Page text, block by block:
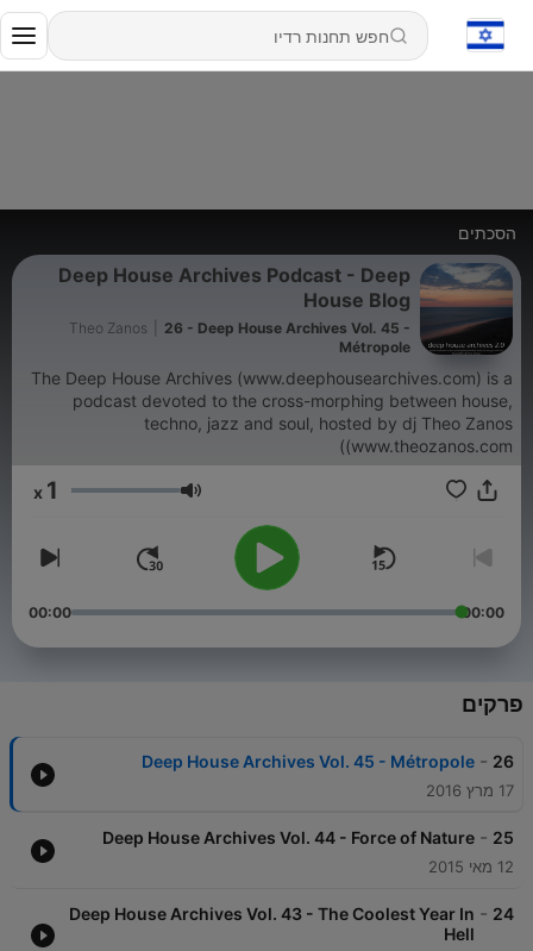
הסכתים
Deep House Archives Podcast - Deep
House Blog
Theo Zanos
26 - Deep House Archives Vol. 45 -
Métropole
The Deep House Archives (www.deephousearchives.com) is a
podcast devoted to the cross-morphing between house,
techno, jazz and soul, hosted by dj Theo Zanos
(www.theozanos.com)
עוצמת שמע 1
00:00
00:00
פרקים
26
-
Deep House Archives Vol. 45 - Métropole
17 מרץ 2016
25
-
Deep House Archives Vol. 44 - Force of Nature
12 מאי 2015
24
-
Deep House Archives Vol. 43 - The Coolest Year In
Hell